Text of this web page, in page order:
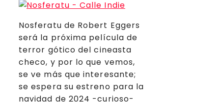
Nosferatu de Robert Eggers
será la próxima película de
terror gótico del cineasta
checo, y por lo que vemos,
se ve más que interesante;
se espera su estreno para la
navidad de 2024 -curioso-